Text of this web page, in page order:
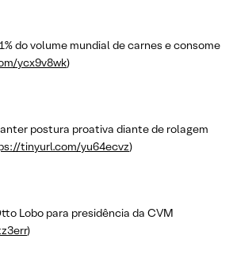
do volume mundial de carnes e consome
ycx9v8wk)
postura proativa diante de rolagem
tinyurl.com/yu64ecvz)
Lobo para presidência da CVM
)